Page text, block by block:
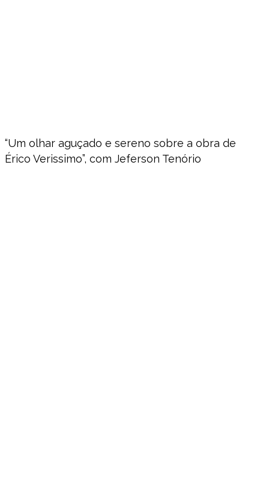
“Um olhar aguçado e sereno sobre a obra de
Érico Verissimo”, com Jeferson Tenório